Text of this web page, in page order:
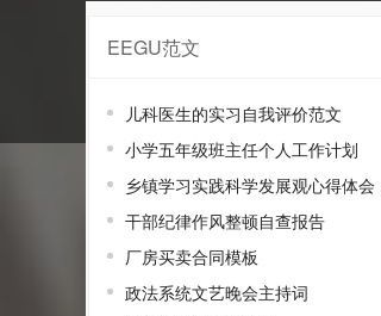
展会范文
EEGU范文
儿科医生的实习自我评价范文
小学五年级班主任个人工作计划
乡镇学习实践科学发展观心得体会
干部纪律作风整顿自查报告
厂房买卖合同模板
政法系统文艺晚会主持词